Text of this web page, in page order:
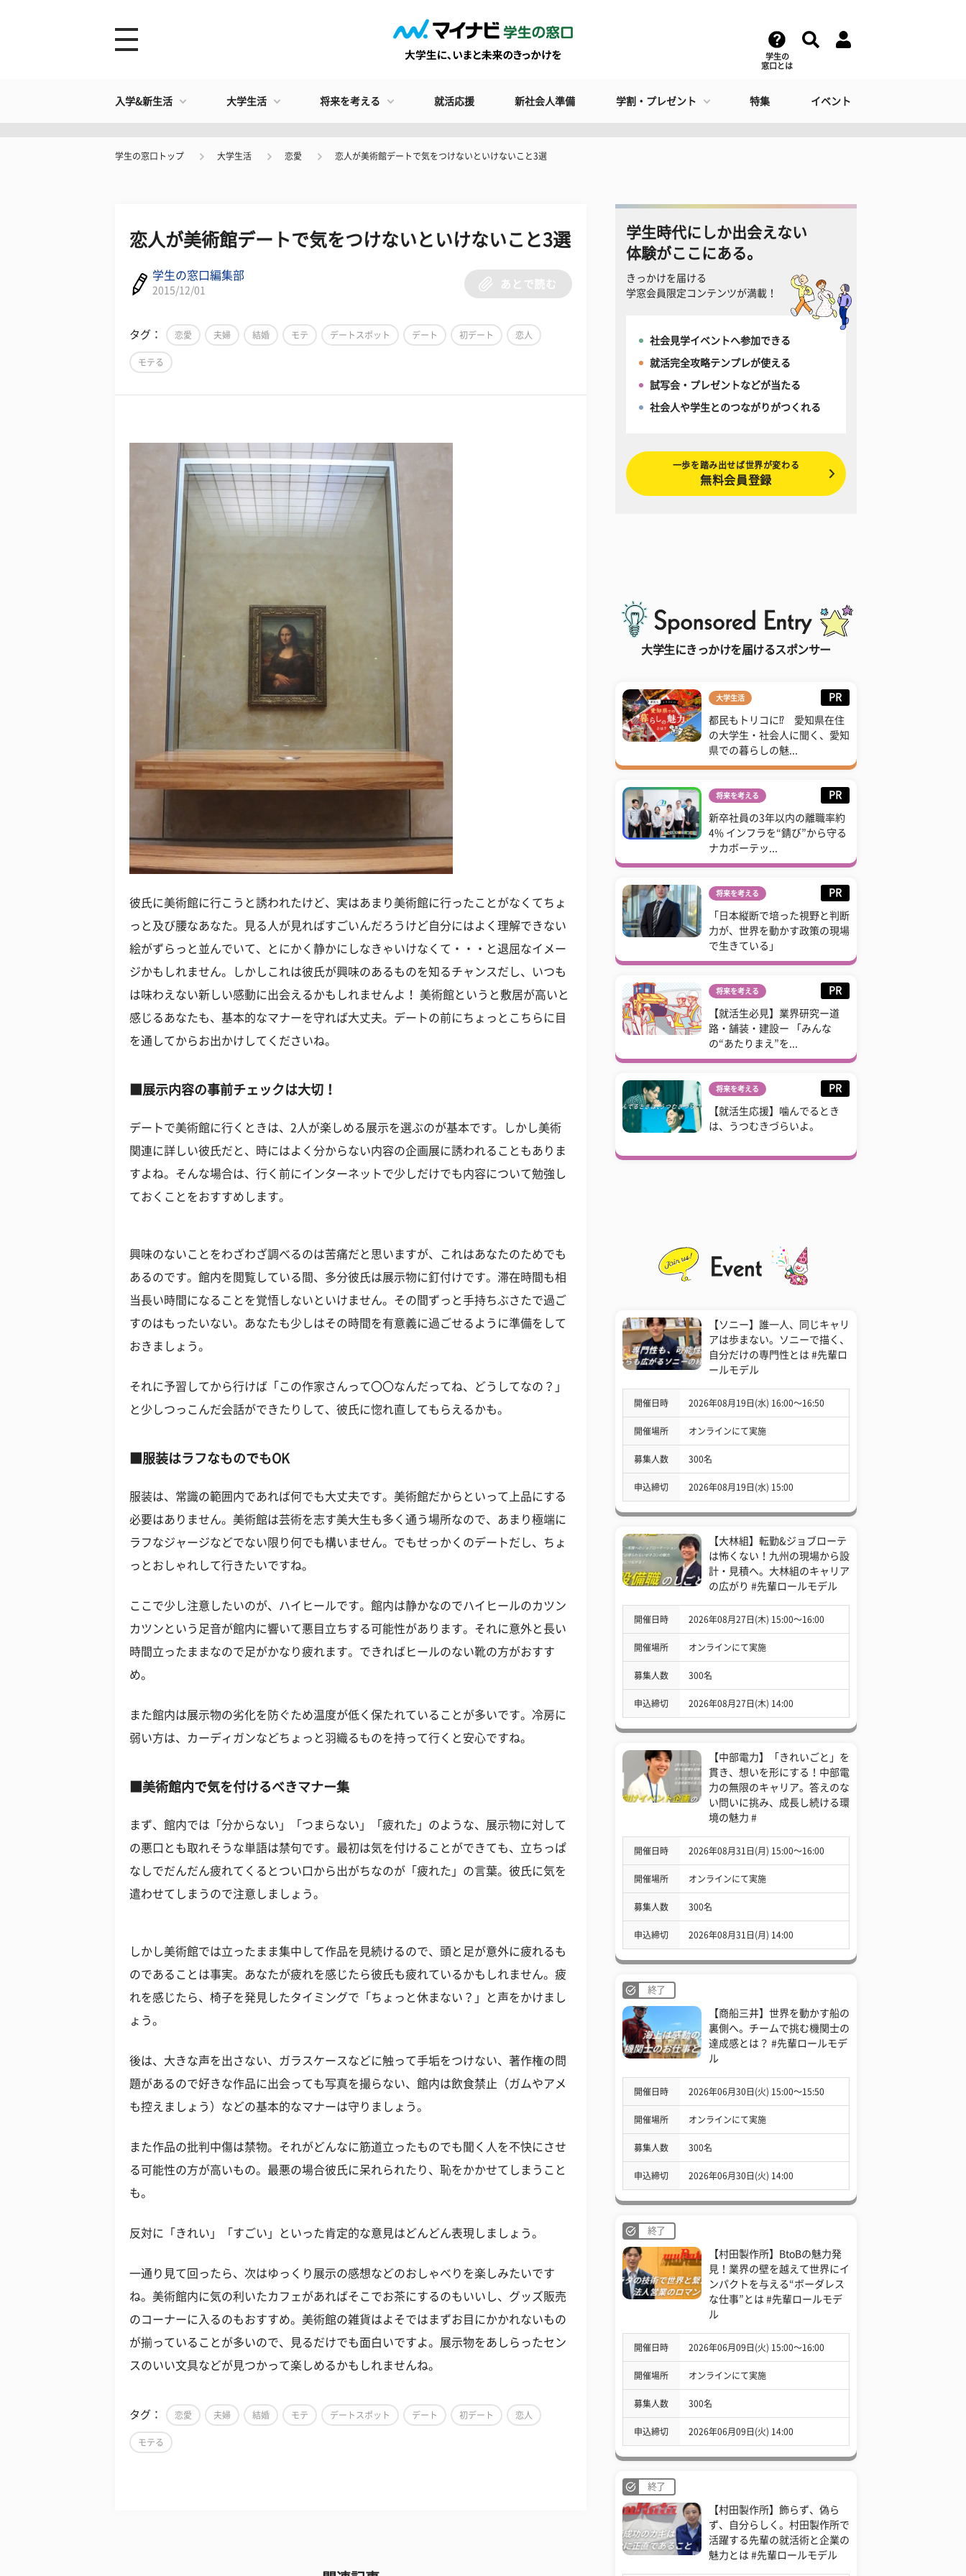
学生の
窓口とは
入学&新生活 大学生活 将来を考える 就活応援 新社会人準備 学割・プレゼント 特集 イベント
学生の窓口トップ 大学生活 恋愛 恋人が美術館デートで気をつけないといけないこと3選
恋人が美術館デートで気をつけないといけないこと3選
学生の窓口編集部
2015/12/01
あとで読む
タグ： 恋愛 夫婦 結婚 モテ デートスポット デート 初デート 恋人
モテる
彼氏に美術館に行こうと誘われたけど、実はあまり美術館に行ったことがなくてちょ
っと及び腰なあなた。見る人が見ればすごいんだろうけど自分にはよく理解できない
絵がずらっと並んでいて、とにかく静かにしなきゃいけなくて・・・と退屈なイメー
ジかもしれません。しかしこれは彼氏が興味のあるものを知るチャンスだし、いつも
は味わえない新しい感動に出会えるかもしれませんよ！ 美術館というと敷居が高いと
感じるあなたも、基本的なマナーを守れば大丈夫。デートの前にちょっとこちらに目
を通してからお出かけしてくださいね。
■展示内容の事前チェックは大切！
デートで美術館に行くときは、2人が楽しめる展示を選ぶのが基本です。しかし美術
関連に詳しい彼氏だと、時にはよく分からない内容の企画展に誘われることもありま
すよね。そんな場合は、行く前にインターネットで少しだけでも内容について勉強し
ておくことをおすすめします。
興味のないことをわざわざ調べるのは苦痛だと思いますが、これはあなたのためでも
あるのです。館内を閲覧している間、多分彼氏は展示物に釘付けです。滞在時間も相
当長い時間になることを覚悟しないといけません。その間ずっと手持ちぶさたで過ご
すのはもったいない。あなたも少しはその時間を有意義に過ごせるように準備をして
おきましょう。
それに予習してから行けば「この作家さんって〇〇なんだってね、どうしてなの？」
と少しつっこんだ会話ができたりして、彼氏に惚れ直してもらえるかも。
■服装はラフなものでもOK
服装は、常識の範囲内であれば何でも大丈夫です。美術館だからといって上品にする
必要はありません。美術館は芸術を志す美大生も多く通う場所なので、あまり極端に
ラフなジャージなどでない限り何でも構いません。でもせっかくのデートだし、ちょ
っとおしゃれして行きたいですね。
ここで少し注意したいのが、ハイヒールです。館内は静かなのでハイヒールのカツン
カツンという足音が館内に響いて悪目立ちする可能性があります。それに意外と長い
時間立ったままなので足がかなり疲れます。できればヒールのない靴の方がおすす
め。
また館内は展示物の劣化を防ぐため温度が低く保たれていることが多いです。冷房に
弱い方は、カーディガンなどちょっと羽織るものを持って行くと安心ですね。
■美術館内で気を付けるべきマナー集
まず、館内では「分からない」「つまらない」「疲れた」のような、展示物に対して
の悪口とも取れそうな単語は禁句です。最初は気を付けることができても、立ちっぱ
なしでだんだん疲れてくるとつい口から出がちなのが「疲れた」の言葉。彼氏に気を
遣わせてしまうので注意しましょう。
しかし美術館では立ったまま集中して作品を見続けるので、頭と足が意外に疲れるも
のであることは事実。あなたが疲れを感じたら彼氏も疲れているかもしれません。疲
れを感じたら、椅子を発見したタイミングで「ちょっと休まない？」と声をかけまし
ょう。
後は、大きな声を出さない、ガラスケースなどに触って手垢をつけない、著作権の問
題があるので好きな作品に出会っても写真を撮らない、館内は飲食禁止（ガムやアメ
も控えましょう）などの基本的なマナーは守りましょう。
また作品の批判中傷は禁物。それがどんなに筋道立ったものでも聞く人を不快にさせ
る可能性の方が高いもの。最悪の場合彼氏に呆れられたり、恥をかかせてしまうこと
も。
反対に「きれい」「すごい」といった肯定的な意見はどんどん表現しましょう。
一通り見て回ったら、次はゆっくり展示の感想などのおしゃべりを楽しみたいです
ね。美術館内に気の利いたカフェがあればそこでお茶にするのもいいし、グッズ販売
のコーナーに入るのもおすすめ。美術館の雑貨はよそではまずお目にかかれないもの
が揃っていることが多いので、見るだけでも面白いですよ。展示物をあしらったセン
スのいい文具などが見つかって楽しめるかもしれませんね。
タグ： 恋愛 夫婦 結婚 モテ デートスポット デート 初デート 恋人
モテる
学生時代にしか出会えない
体験がここにある。
きっかけを届ける
学窓会員限定コンテンツが満載！
社会見学イベントへ参加できる
就活完全攻略テンプレが使える
試写会・プレゼントなどが当たる
社会人や学生とのつながりがつくれる
一歩を踏み出せば世界が変わる
無料会員登録
大学生にきっかけを届けるスポンサー
大学生活 PR
都民もトリコに⁉ 愛知県在住
の大学生・社会人に聞く、愛知
県での暮らしの魅...
将来を考える PR
新卒社員の3年以内の離職率約
4% インフラを“錆び”から守る
ナカボーテッ...
将来を考える PR
「日本縦断で培った視野と判断
力が、世界を動かす政策の現場
で生きている」
将来を考える PR
【就活生必見】業界研究ー道
路・舗装・建設ー 「みんな
の“あたりまえ”を...
将来を考える PR
【就活生応援】噛んでるとき
は、うつむきづらいよ。
【ソニー】誰一人、同じキャリ
アは歩まない。ソニーで描く、
自分だけの専門性とは #先輩ロ
ールモデル
開催日時 2026年08月19日(水) 16:00〜16:50
開催場所 オンラインにて実施
募集人数 300名
申込締切 2026年08月19日(水) 15:00
【大林組】転勤&ジョブローテ
は怖くない！九州の現場から設
計・見積へ。大林組のキャリア
の広がり #先輩ロールモデル
開催日時 2026年08月27日(木) 15:00〜16:00
開催場所 オンラインにて実施
募集人数 300名
申込締切 2026年08月27日(木) 14:00
【中部電力】「きれいごと」を
貫き、想いを形にする！中部電
力の無限のキャリア。答えのな
い問いに挑み、成長し続ける環
境の魅力 #
開催日時 2026年08月31日(月) 15:00〜16:00
開催場所 オンラインにて実施
募集人数 300名
申込締切 2026年08月31日(月) 14:00
終了
【商船三井】世界を動かす船の
裏側へ。チームで挑む機関士の
達成感とは？ #先輩ロールモデ
ル
開催日時 2026年06月30日(火) 15:00〜15:50
開催場所 オンラインにて実施
募集人数 300名
申込締切 2026年06月30日(火) 14:00
終了
【村田製作所】BtoBの魅力発
見！業界の壁を越えて世界にイ
ンパクトを与える“ボーダレス
な仕事”とは #先輩ロールモデ
ル
開催日時 2026年06月09日(火) 15:00〜16:00
開催場所 オンラインにて実施
募集人数 300名
申込締切 2026年06月09日(火) 14:00
終了
【村田製作所】飾らず、偽ら
ず、自分らしく。村田製作所で
活躍する先輩の就活術と企業の
魅力とは #先輩ロールモデル